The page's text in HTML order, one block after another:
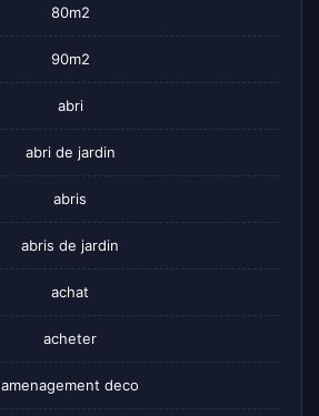
80m2
90m2
abri
abri de jardin
abris
abris de jardin
achat
acheter
amenagement deco